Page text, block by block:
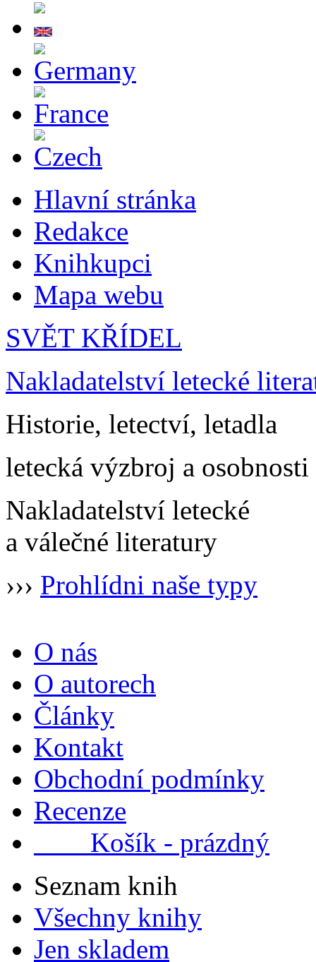
Hlavní stránka
Redakce
Knihkupci
Mapa webu
SVĚT KŘÍDEL
Nakladatelství letecké
Historie, letectví, letadla
letecká výzbroj a osobnosti
Nakladatelství letecké
a válečné literatury
››› Prohlídni naše typy
O nás
O autorech
Články
Kontakt
Obchodní podmínky
Recenze
Košík - prázdný
Seznam knih
Všechny knihy
Jen skladem